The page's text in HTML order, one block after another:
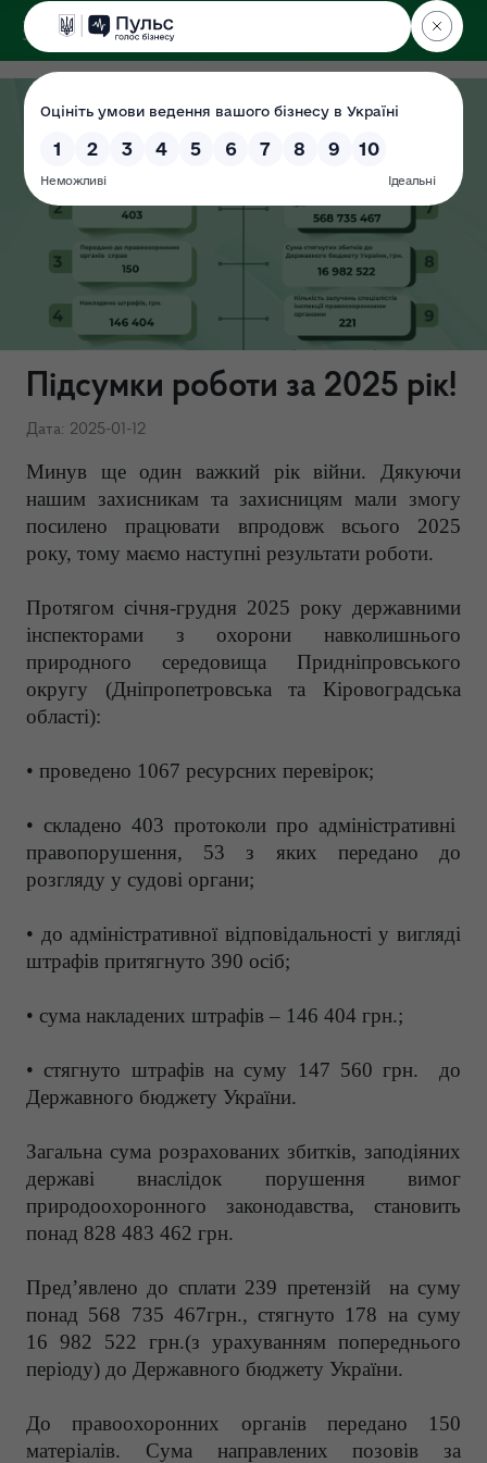
ДЕРЖЕКОІНСПЕКЦІЯ
Підсумки роботи за 2025 рік!
Дата: 2025-01-12
Минув ще один важкий рік війни. Дякуючи
нашим захисникам та захисницям мали змогу
посилено працювати впродовж всього 2025
року, тому маємо наступні результати роботи.
Протягом січня-грудня 2025 року державними
інспекторами з охорони навколишнього
природного середовища Придніпровського
округу (Дніпропетровська та Кіровоградська
області):
• проведено 1067 ресурсних перевірок;
• складено 403 протоколи про адміністративні
правопорушення, 53 з яких передано до
розгляду у судові органи;
• до адміністративної відповідальності у вигляді
штрафів притягнуто 390 осіб;
• сума накладених штрафів – 146 404 грн.;
• стягнуто штрафів на суму 147 560 грн. до
Державного бюджету України.
Загальна сума розрахованих збитків, заподіяних
державі внаслідок порушення вимог
природоохоронного законодавства, становить
понад 828 483 462 грн.
Пред’явлено до сплати 239 претензій на суму
понад 568 735 467грн., стягнуто 178 на суму
16 982 522 грн.(з урахуванням попереднього
періоду) до Державного бюджету України.
До правоохоронних органів передано 150
матеріалів. Сума направлених позовів за